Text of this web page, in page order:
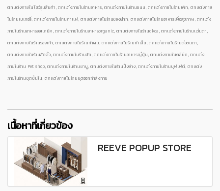
ตกแต่งภายในโชว์รูมสินค้า, ตกแต่งภายในร้านอาหาร, ตกแต่งภายในร้านขนม, ตกแต่งภายในร้านเค้ก, ตกแต่งภาย
ในร้านเบเกอรี่, ตกแต่งภายในร้านกาแฟ, ตกแต่งภายในร้านของฝาก, ตกแต่งภายในร้านอาหารเพื่อสุขภาพ, ตกแต่ง
ภายในร้านอาหารออแกนิค, ตกแต่งภายในร้านอาหารorganic, ตกแต่งภายในร้านdkca, ตกแต่งภายในร้านแว่นตา,
ตกแต่งภายในร้านรองเท้า, ตกแต่งภายในร้านทำผม, ตกแต่งภายในร้านทำเล็บ, ตกแต่งภายในร้านต่อขนตา,
ตกแต่งภายในร้านสักคิ้ว, ตกแต่งภายในร้านสัก, ตกแต่งภายในร้านอาหารญี่ปุ่น, ตกแต่งภายในคลินิก, ตกแต่ง
ภายในร้าน Pet shop, ตกแต่งภายในร้านชาบู, ตกแต่งภายในร้านปิ้งย่าง, ตกแต่งภายในร้านบุฟเฟ่ต์, ตกแต่ง
ภายในร้านชุดชั้นใน, ตกแต่งภายในร้านชุดออกกำลังกาย
เนื้อหาที่เกี่ยวข้อง
REEVE POPUP STORE